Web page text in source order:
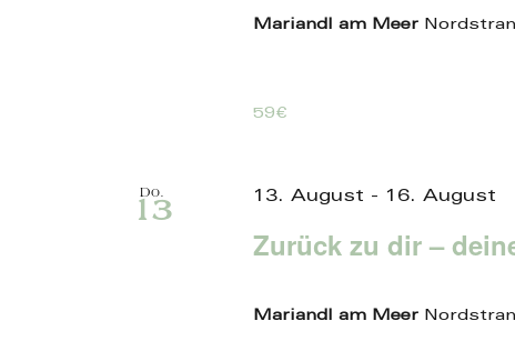
Mariandl am Meer
59€
Do.
13
Zurück zu dir –
13. August - 16. August
Mariandl am Meer